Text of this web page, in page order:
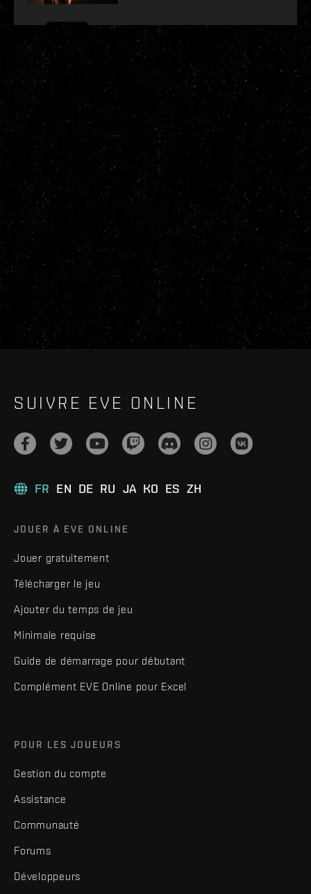
SUIVRE EVE ONLINE
FR EN DE RU JA KO ES ZH
JOUER À EVE ONLINE
Jouer gratuitement
Télécharger le jeu
Ajouter du temps de jeu
Minimale requise
Guide de démarrage pour débutant
Complément EVE Online pour Excel
POUR LES JOUEURS
Gestion du compte
Assistance
Communauté
Forums
Développeurs